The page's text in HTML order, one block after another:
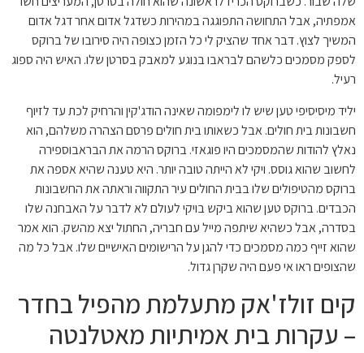
אמפתיה, אבל התחושה התפוגגה במהירות כשדגל אדום אחר דגל אדום
המשיך לצוץ. דבר אחד שהציק לי כל הזמן כצופה היה סירובו של ברוקס
לספק מסמכים כלשהם לבראבו בנוגע למאבק בסרטן שלו. האיש היה ספוג
רעיל.
יליד מיסיסיפי טען שיש לו לימפומה שאינה הודג'קין והרחיק לכת עד לזיוף
חשבונות בית חולים. אבל כשאותו בית חולים פרסם הצהרה משלהם, הוא
נאלץ להודות שהמסמכים היו פוגאזי. ברוקס הרמה את הבראבוספירה
לחשוב שהוא גוסס. ויקי לא הייתה טובה יותר. היא טענה שהיא אספה את
ברוקס מהטיפולים שלו בבית החולים עיר התקווה וראתה את החשבונות
הכבדים. ברוקס טען שהוא ביקש בויקי לעולם לא לדבר על האבחנה שלו
בסדרה, אבל כשהיא שיתפה מייל עם חבריה, החתול יצא מהשק. הוא אמר
שהוא זייף כמה מסמכים כדי להגן על הרישומים האישיים שלו. אבל כל מה
שהצופים ראו אי פעם היה שקרן גדול.
קים זולז'אק מתעלמת מהפיל בחדר
– עקרות בית אמיתיות מאטלנטה